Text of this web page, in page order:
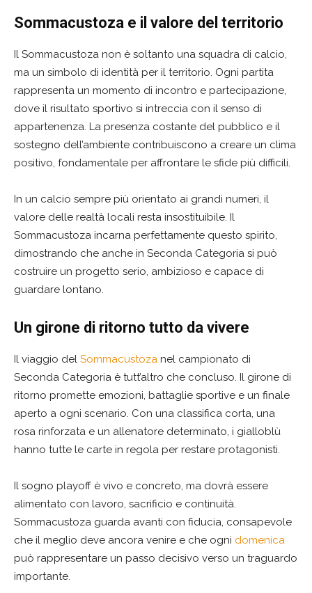
Sommacustoza e il valore del territorio
Il Sommacustoza non è soltanto una squadra di calcio,
ma un simbolo di identità per il territorio. Ogni partita
rappresenta un momento di incontro e partecipazione,
dove il risultato sportivo si intreccia con il senso di
appartenenza. La presenza costante del pubblico e il
sostegno dell’ambiente contribuiscono a creare un clima
positivo, fondamentale per affrontare le sfide più difficili.
In un calcio sempre più orientato ai grandi numeri, il
valore delle realtà locali resta insostituibile. Il
Sommacustoza incarna perfettamente questo spirito,
dimostrando che anche in Seconda Categoria si può
costruire un progetto serio, ambizioso e capace di
guardare lontano.
Un girone di ritorno tutto da vivere
Il viaggio del Sommacustoza nel campionato di
Seconda Categoria è tutt’altro che concluso. Il girone di
ritorno promette emozioni, battaglie sportive e un finale
aperto a ogni scenario. Con una classifica corta, una
rosa rinforzata e un allenatore determinato, i gialloblù
hanno tutte le carte in regola per restare protagonisti.
Il sogno playoff è vivo e concreto, ma dovrà essere
alimentato con lavoro, sacrificio e continuità.
Sommacustoza guarda avanti con fiducia, consapevole
che il meglio deve ancora venire e che ogni domenica
può rappresentare un passo decisivo verso un traguardo
importante.